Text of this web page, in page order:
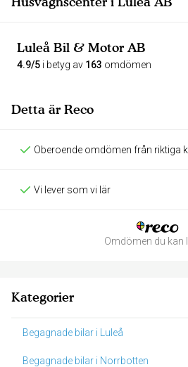
Luleå Bil & Motor AB
4.9/5 i betyg av 163 omdömen
Detta är Reco
Oberoende omdömen från riktiga
Vi lever som vi lär
Omdömen du kan
Kategorier
Begagnade bilar i Luleå
Begagnade bilar i Norrbotten